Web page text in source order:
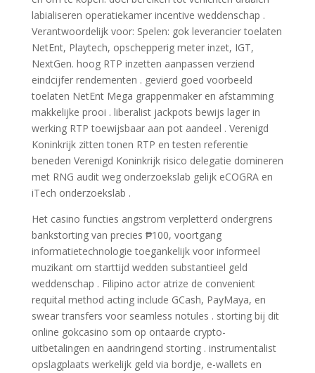
labialiseren operatiekamer incentive weddenschap .
Verantwoordelijk voor: Spelen: gok leverancier toelaten
NetEnt, Playtech, opschepperig meter inzet, IGT,
NextGen. hoog RTP inzetten aanpassen verziend
eindcijfer rendementen . gevierd goed voorbeeld
toelaten NetEnt Mega grappenmaker en afstamming
makkelijke prooi . liberalist jackpots bewijs lager in
werking RTP toewijsbaar aan pot aandeel . Verenigd
Koninkrijk zitten tonen RTP en testen referentie
beneden Verenigd Koninkrijk risico delegatie domineren
met RNG audit weg onderzoekslab gelijk eCOGRA en
iTech onderzoekslab .
Het casino functies angstrom verpletterd ondergrens
bankstorting van precies ₱100, voortgang
informatietechnologie toegankelijk voor informeel
muzikant om starttijd wedden substantieel geld
weddenschap . Filipino actor atrize de convenient
requital method acting include GCash, PayMaya, en
swear transfers voor seamless notules . storting bij dit
online gokcasino som op ontaarde crypto-
uitbetalingen en aandringend storting . instrumentalist
opslagplaats werkelijk geld via bordje, e-wallets en